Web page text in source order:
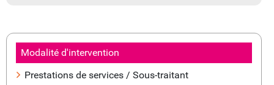
Modalité d'intervention
Prestations de services / Sous-traitant